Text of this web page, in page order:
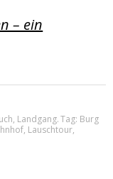
– ein
, Landgang.Tag: Burg
, Lauschtour,